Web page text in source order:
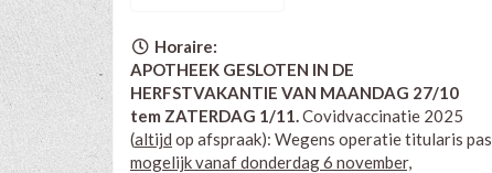
Horaire:
APOTHEEK GESLOTEN IN DE
HERFSTVAKANTIE VAN MAANDAG 27/10
tem ZATERDAG 1/11.Covidvaccinatie 2025
(altijd op afspraak): Wegens operatie titularis pas
mogelijk vanaf donderdag 6 november,